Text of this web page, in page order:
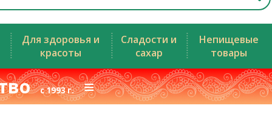
Для здоровья и
красоты
Сладости и
сахар
Непищевые
товары
с 1993 г.≡